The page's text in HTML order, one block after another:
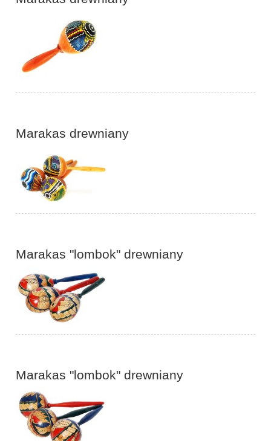
Marakas drewniany
Marakas "lombok" drewniany
Marakas "lombok" drewniany